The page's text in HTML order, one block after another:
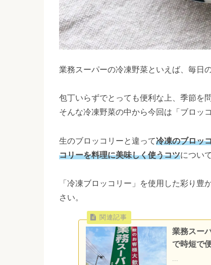
業務スーパーの冷凍野菜といえば、毎日
包丁いらずでとっても便利な上、季節を
そんな冷凍野菜の中から今回は「ブロッ
生のブロッコリーと違って冷凍のブロッ
コリーを料理に美味しく使うコツについ
「冷凍ブロッコリー」を使用した彩り豊
さい。
業務スー
で時短で